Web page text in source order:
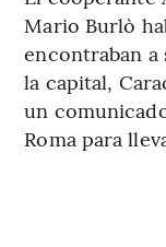
Mario Burlò
encontraban a
la capital,
un
Roma para